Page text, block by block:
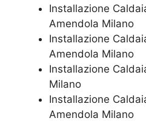
Installazione
Amendola Milano
Installazione
Amendola Milano
Installazione
Milano
Installazione
Amendola Milano